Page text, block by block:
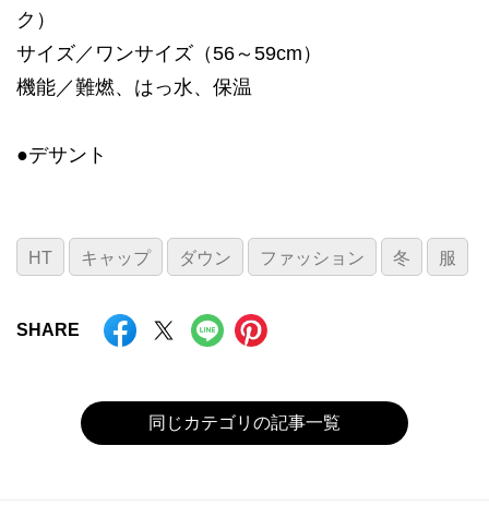
ク）
サイズ／ワンサイズ（56～59cm）
機能／難燃、はっ水、保温
●デサント
HT キャップ ダウン ファッション 冬 服
SHARE
同じカテゴリの記事一覧